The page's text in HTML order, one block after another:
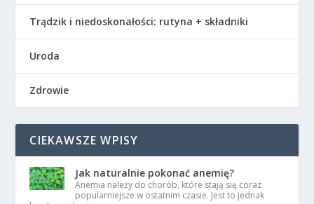
Trądzik i niedoskonałości: rutyna + składniki
Uroda
Zdrowie
CIEKAWSZE WPISY
Jak naturalnie pokonać anemię?
Anemia należy do chorób, które stają się coraz
popularniejsze w ostatnim czasie. Jest to jednak